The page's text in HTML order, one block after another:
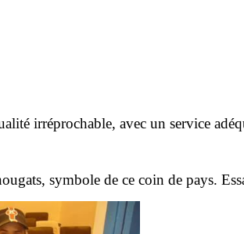
irréprochable, avec un service
symbole de ce coin de pays.